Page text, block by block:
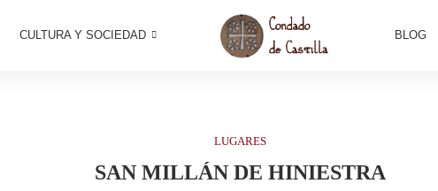
CULTURA Y SOCIEDAD BLOG
LUGARES
SAN MILLÁN DE HINIESTRA